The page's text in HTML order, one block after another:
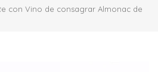
con Vino de consagrar Almonac de